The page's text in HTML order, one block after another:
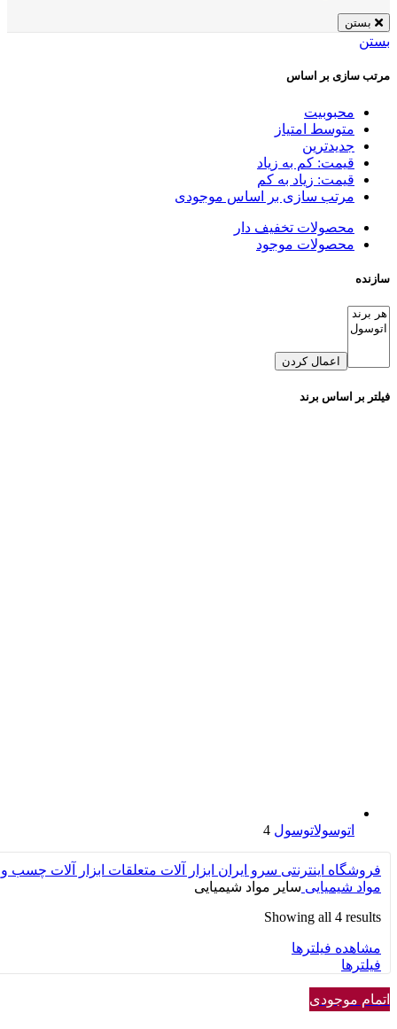
بستن
بستن
مرتب سازی بر اساس
محبوبیت
متوسط امتیاز
جدیدترین
قیمت: کم به زیاد
قیمت: زیاد به کم
مرتب سازی بر اساس موجودی
محصولات تخفیف دار
محصولات موجود
سازنده
اعمال کردن
فیلتر بر اساس برند
اتوسولاتوسول 4
فروشگاه اینترنتی سرو ایران ابزار آلات متعلقات ابزار آلات چسب و
مواد شیمیایی سایر مواد شیمیایی
Showing all 4 results
مشاهده فیلترها
فیلترها
اتمام موجودی